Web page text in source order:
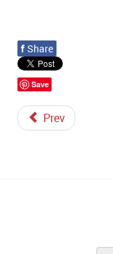
f Share
Save
Prev